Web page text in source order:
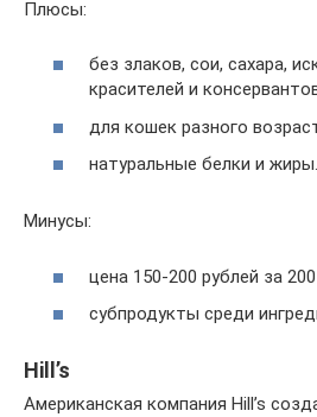
Плюсы:
без злаков, сои, сахара,
красителей и
для кошек разного
натуральные белки и жиры.
Минусы:
цена 150-200 рублей за 200
субпродукты среди
Hill’s
Американская компания Hill’s